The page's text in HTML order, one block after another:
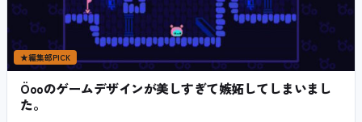
★編集部PICK
Öooのゲームデザインが美しすぎて嫉妬してしまいまし
た。